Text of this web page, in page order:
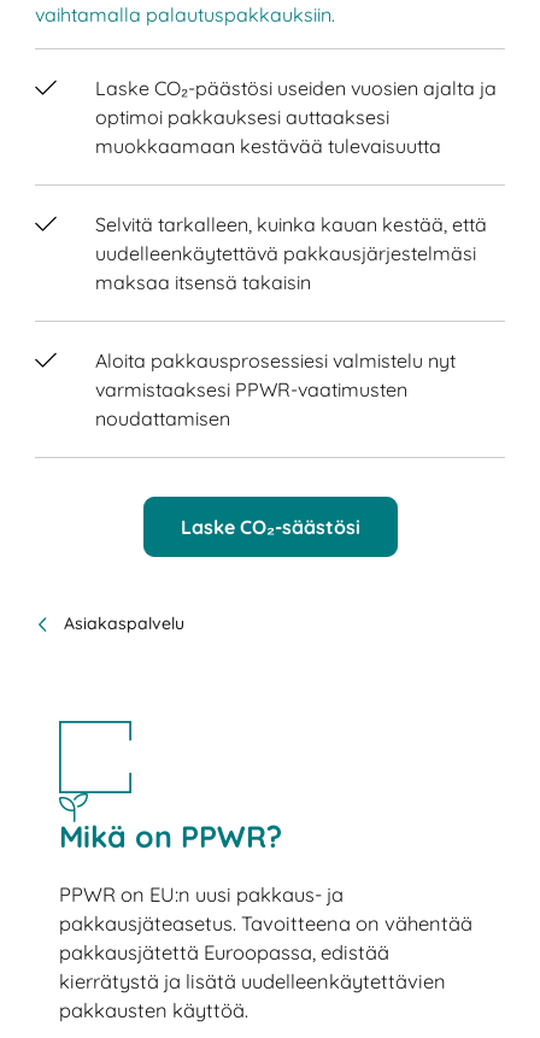
vaihtamalla palautuspakkauksiin.
Laske CO₂-päästösi useiden vuosien ajalta ja
optimoi pakkauksesi auttaaksesi
muokkaamaan kestävää tulevaisuutta
Selvitä tarkalleen, kuinka kauan kestää, että
uudelleenkäytettävä pakkausjärjestelmäsi
maksaa itsensä takaisin
Aloita pakkausprosessiesi valmistelu nyt
varmistaaksesi PPWR-vaatimusten
noudattamisen
Laske CO₂-säästösi
Asiakaspalvelu
Mikä on PPWR?
PPWR on EU:n uusi pakkaus- ja
pakkausjäteasetus. Tavoitteena on vähentää
pakkausjätettä Euroopassa, edistää
kierrätystä ja lisätä uudelleenkäytettävien
pakkausten käyttöä.